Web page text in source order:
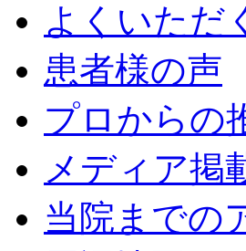
よくいただ
患者様の声
プロからの
メディア掲
当院までの